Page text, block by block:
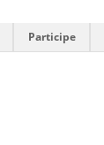
Participe